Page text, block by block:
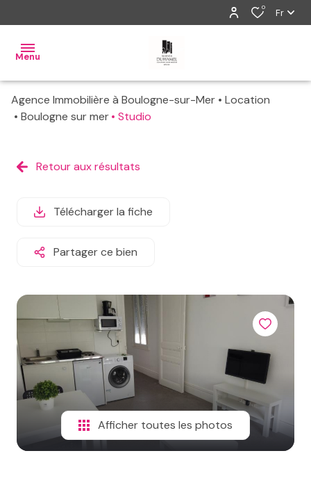
0 Fr
Menu
ventes
gestion
estimation
e-
contact
Agence Immobilière à Boulogne-sur-Mer
Location
Boulogne sur mer
Studio
Retour aux résultats
Télécharger la fiche
Partager ce bien
Afficher toutes les photos